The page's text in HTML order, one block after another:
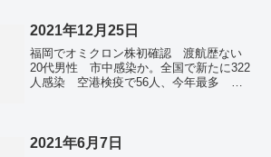
木農相、抑制のため「今後も毅然と対
下 続く不動産不況―１月。
2021年12月25日
福岡でオミクロン株初確認 渡航歴ない
20代男性 市中感染か。全国で新たに322
人感染 空港検疫で56人、今年最多 新
超 過去最大。科学技術振興費は過去最
2021年6月7日